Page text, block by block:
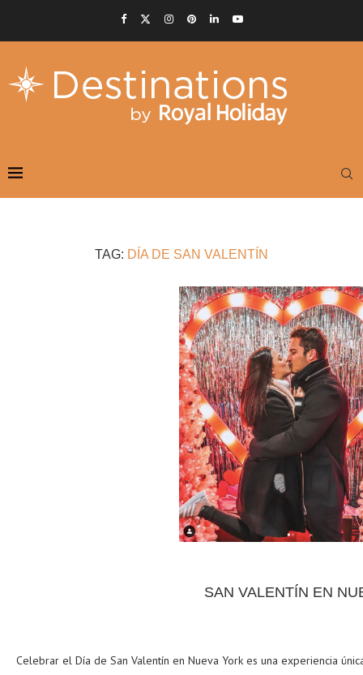
TAG: DÍA DE SAN VALENTÍN
SAN VALENTÍN EN
Celebrar el Día de San Valentín en Nueva York es una experiencia